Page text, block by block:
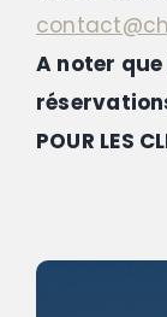
A noter que
POUR LES